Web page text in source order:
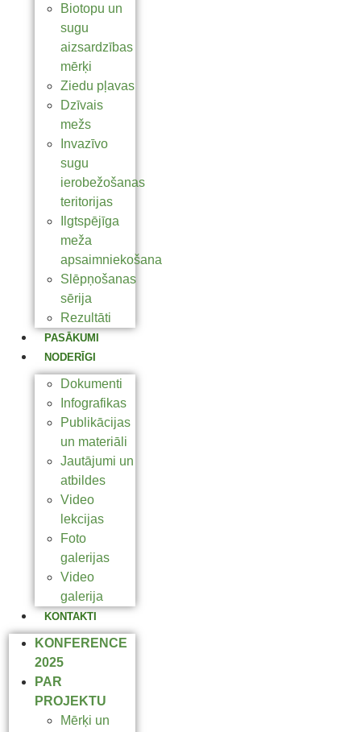
Biotopu un
sugu
aizsardzības
mērķi
Ziedu pļavas
Dzīvais
mežs
Invazīvo
sugu
ierobežošanas
teritorijas
Ilgtspējīga
meža
apsaimniekošana
Slēpņošanas
sērija
Rezultāti
PASĀKUMI
NODERĪGI
Dokumenti
Infografikas
Publikācijas
un materiāli
Jautājumi un
atbildes
Video
lekcijas
Foto
galerijas
Video
galerija
KONTAKTI
KONFERENCE
2025
PAR
PROJEKTU
Mērķi un